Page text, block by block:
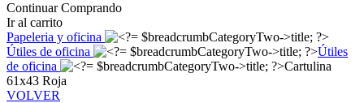
Continuar Comprando
Ir al carrito
Papeleria y oficina
Útiles de oficina
Útiles
de oficina
Cartulina
61x43 Roja
VOLVER